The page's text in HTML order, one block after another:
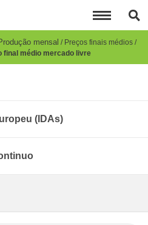
mensal
Preços finais médios
final médio mercado livre
(IDAs)